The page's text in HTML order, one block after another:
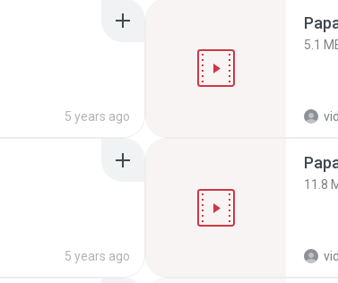
5 years ago
5.1
5 years ago
11.8